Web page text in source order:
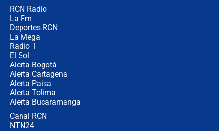
RCN Radio
La Fm
Deportes RCN
La Mega
Radio 1
El Sol
Alerta Bogotá
Alerta Cartagena
Alerta Paisa
Alerta Tolima
Alerta Bucaramanga
Canal RCN
NTN24